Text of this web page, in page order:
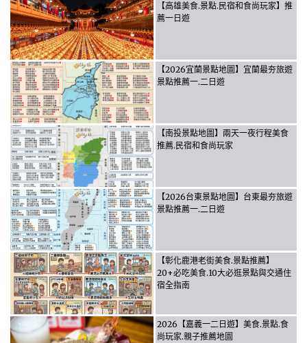
【高雄美食.景點.民宿和食尚玩家】推
薦一日遊
【2026宜蘭景點地圖】宜蘭最夯旅遊
景點推薦一.二日遊
【南投景點地圖】兩天一夜行程美食
推薦.民宿和食尚玩家
【2026台東景點地圖】台東最夯旅遊
景點推薦一.二日遊
【彰化鹿港老街美食.景點推薦】
20+必吃美食.10大必逛景點與交通住
宿全指南
2026【嘉義一二日遊】美食.景點.食
尚玩家.親子推薦地圖